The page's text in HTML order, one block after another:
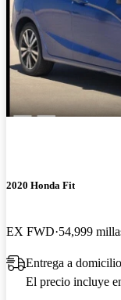
2020 Honda Fit
EX FWD 54,999
Entrega a
El precio incluye